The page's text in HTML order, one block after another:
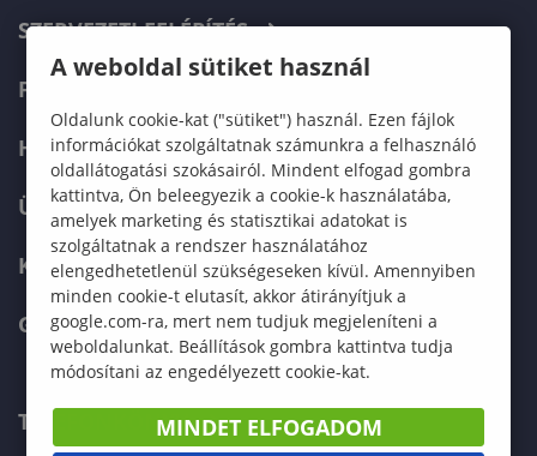
SZERVEZETI FELÉPÍTÉS
FELVÉTELIZŐKNEK
HALLGATÓKNAK
ÜZLETI PARTNEREKNEK
KARRIER
GREEN UNIVERSITY
TELEFONKÖNYV
A weboldal sütiket használ
Oldalunk cookie-kat ("sütiket") használ. Ezen fájlok
információkat szolgáltatnak számunkra a felhasználó
oldallátogatási szokásairól. Mindent elfogad gombra
kattintva, Ön beleegyezik a cookie-k használatába,
amelyek marketing és statisztikai adatokat is
szolgáltatnak a rendszer használatához
elengedhetetlenül szükségeseken kívül. Amennyiben
minden cookie-t elutasít, akkor átirányítjuk a
google.com-ra, mert nem tudjuk megjeleníteni a
weboldalunkat. Beállítások gombra kattintva tudja
módosítani az engedélyezett cookie-kat.
MINDET ELFOGADOM